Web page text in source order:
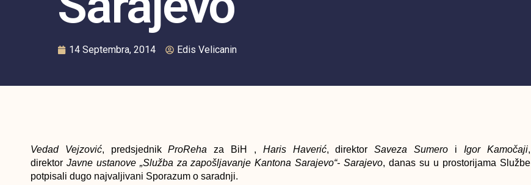
14 Septembra, 2014 Edis Velicanin
Vedad Vejzović, predsjednikProReha za BiH , Haris Haverić, direktorSaveza Sumero i Igor Kamočaji,
direktor Javne ustanove „Služba za zapošljavanje Kantona Sarajevo“- Sarajevo, danas su u prostorijama Službe
potpisali dugo najvaljivani Sporazum o saradnji.